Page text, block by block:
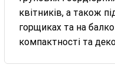
квітників, а також
горщиках та на
компактності та